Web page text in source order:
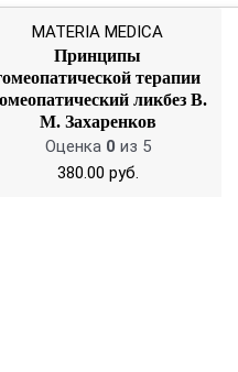
MATERIA MEDICA
Принципы
терапии
ликбез В.
М. Захаренков
Оценка 0 из 5
380.00 руб.